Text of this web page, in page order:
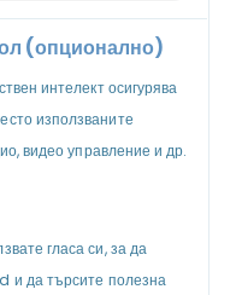
(опционално)
интелект осигурява
използваните
видео управление и др.
гласа си, за да
и да търсите полезна